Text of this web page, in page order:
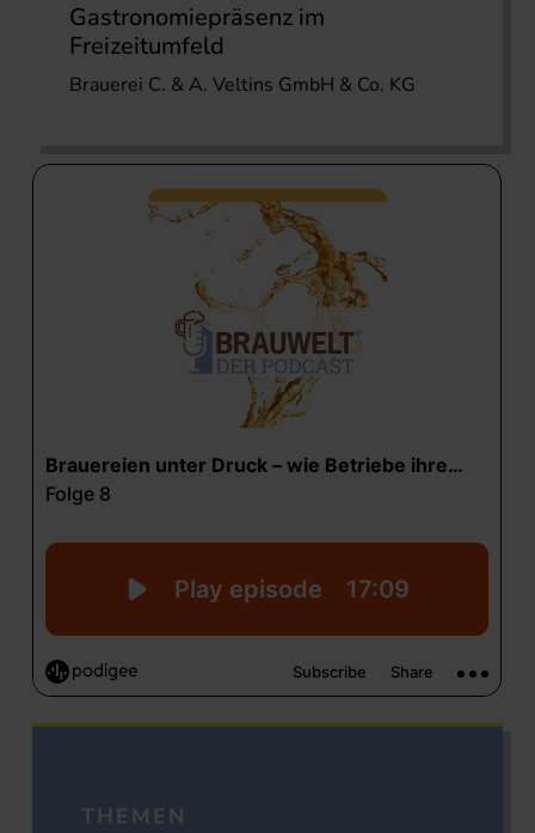
Gastronomiepräsenz im
Freizeitumfeld
Brauerei C. & A. Veltins GmbH & Co. KG
THEMEN